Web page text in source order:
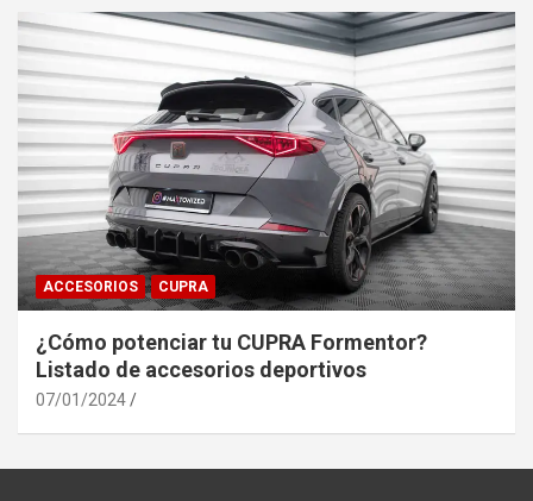
ACCESORIOS CUPRA
¿Cómo potenciar tu CUPRA Formentor?
Listado de accesorios deportivos
07/01/2024